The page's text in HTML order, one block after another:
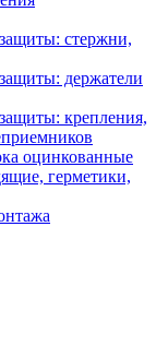
стержни,
держатели
крепления,
оцинкованные
герметики,